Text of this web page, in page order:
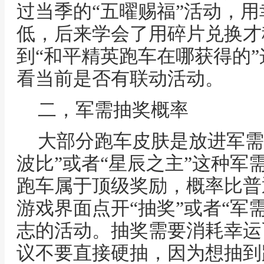
过当季的“五曜赐福”活动，
低，后来学会了用碎片兑换
到“和平精英跑车在哪获得的
看当前是否有联动活动。
二，军需抽奖概率
大部分跑车皮肤是放进军
波比”或者“星辰之主”这种军
跑车属于顶级奖励，概率比
游戏界面点开“抽奖”或者“军
志的活动。抽奖需要消耗幸
议不要直接硬抽，因为想抽